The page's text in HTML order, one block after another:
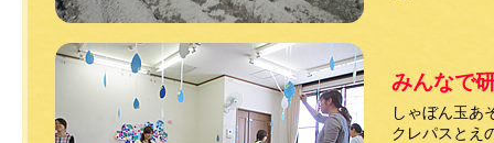
みんなで
しゃぼん玉あ
クレパスとえ